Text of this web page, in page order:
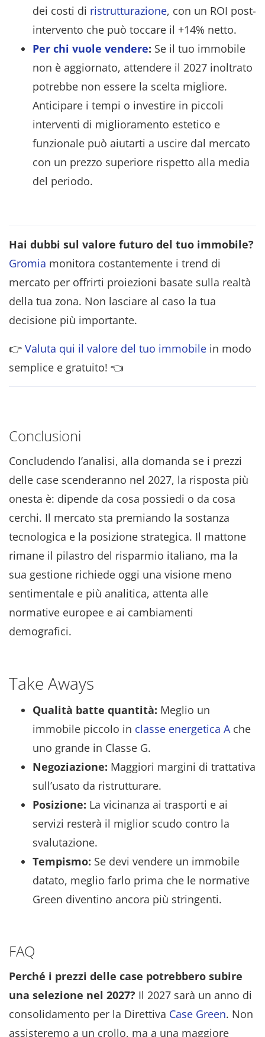
dei costi di ristrutturazione, con un ROI post-
intervento che può toccare il +14% netto.
Per chi vuole vendere: Se il tuo immobile
non è aggiornato, attendere il 2027 inoltrato
potrebbe non essere la scelta migliore.
Anticipare i tempi o investire in piccoli
interventi di miglioramento estetico e
funzionale può aiutarti a uscire dal mercato
con un prezzo superiore rispetto alla media
del periodo.
Hai dubbi sul valore futuro del tuo immobile?
Gromia monitora costantemente i trend di
mercato per offrirti proiezioni basate sulla realtà
della tua zona. Non lasciare al caso la tua
decisione più importante.
👉 Valuta qui il valore del tuo immobile in modo
semplice e gratuito! 👈
Conclusioni
Concludendo l’analisi, alla domanda se i prezzi
delle case scenderanno nel 2027, la risposta più
onesta è: dipende da cosa possiedi o da cosa
cerchi. Il mercato sta premiando la sostanza
tecnologica e la posizione strategica. Il mattone
rimane il pilastro del risparmio italiano, ma la
sua gestione richiede oggi una visione meno
sentimentale e più analitica, attenta alle
normative europee e ai cambiamenti
demografici.
Take Aways
Qualità batte quantità: Meglio un
immobile piccolo in classe energetica A che
uno grande in Classe G.
Negoziazione: Maggiori margini di trattativa
sull’usato da ristrutturare.
Posizione: La vicinanza ai trasporti e ai
servizi resterà il miglior scudo contro la
svalutazione.
Tempismo: Se devi vendere un immobile
datato, meglio farlo prima che le normative
Green diventino ancora più stringenti.
FAQ
Perché i prezzi delle case potrebbero subire
una selezione nel 2027? Il 2027 sarà un anno di
consolidamento per la Direttiva Case Green. Non
assisteremo a un crollo, ma a una maggiore